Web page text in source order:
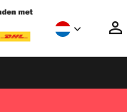
dag geleverd!